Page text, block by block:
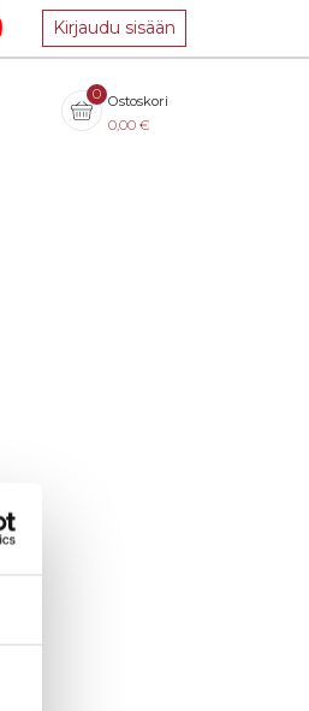
Kirjaudu sisään
0 Ostoskori
0,00 €